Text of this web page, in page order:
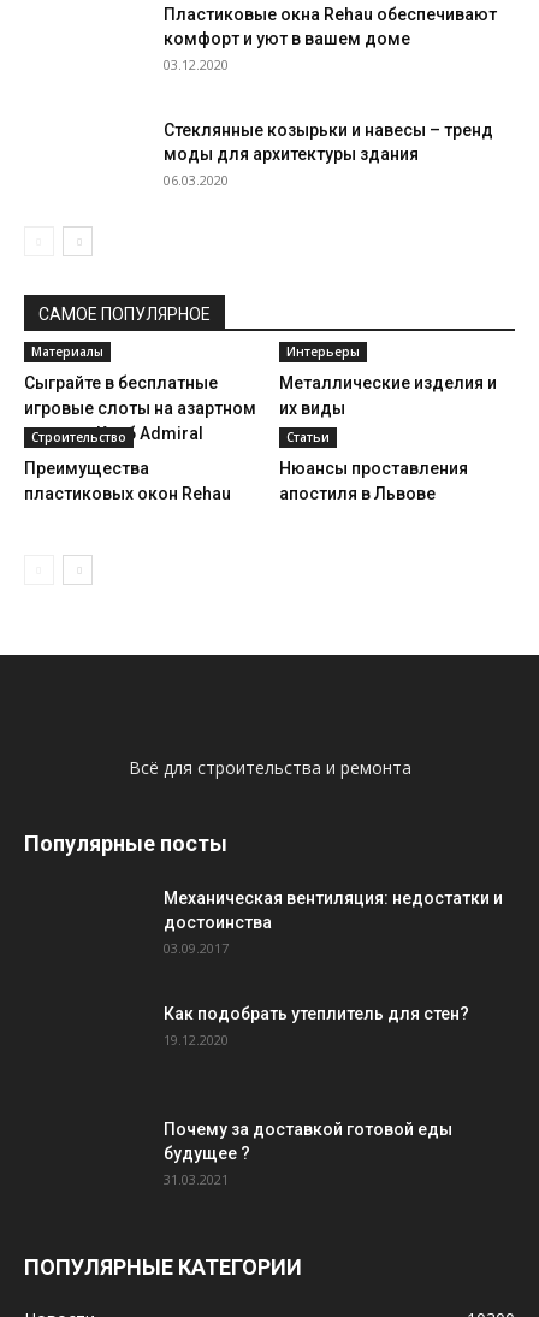
Пластиковые окна Rehau обеспечивают
комфорт и уют в вашем доме
03.12.2020
Стеклянные козырьки и навесы – тренд
моды для архитектуры здания
06.03.2020
САМОЕ ПОПУЛЯРНОЕ
Материалы
Сыграйте в бесплатные
игровые слоты на азартном
портале Клуб Admiral
Интерьеры
Металлические изделия и
их виды
Строительство
Преимущества
пластиковых окон Rehau
Статьи
Нюансы проставления
апостиля в Львове
Всё для строительства и ремонта
Популярные посты
Механическая вентиляция: недостатки и
достоинства
03.09.2017
Как подобрать утеплитель для стен?
19.12.2020
Почему за доставкой готовой еды
будущее ?
31.03.2021
ПОПУЛЯРНЫЕ КАТЕГОРИИ